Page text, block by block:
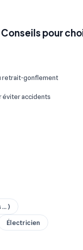
Conseils pour
retrait-gonflement
éviter accidents
)
Électricien